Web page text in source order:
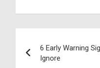
navigation
6 Early Warning
Ignore